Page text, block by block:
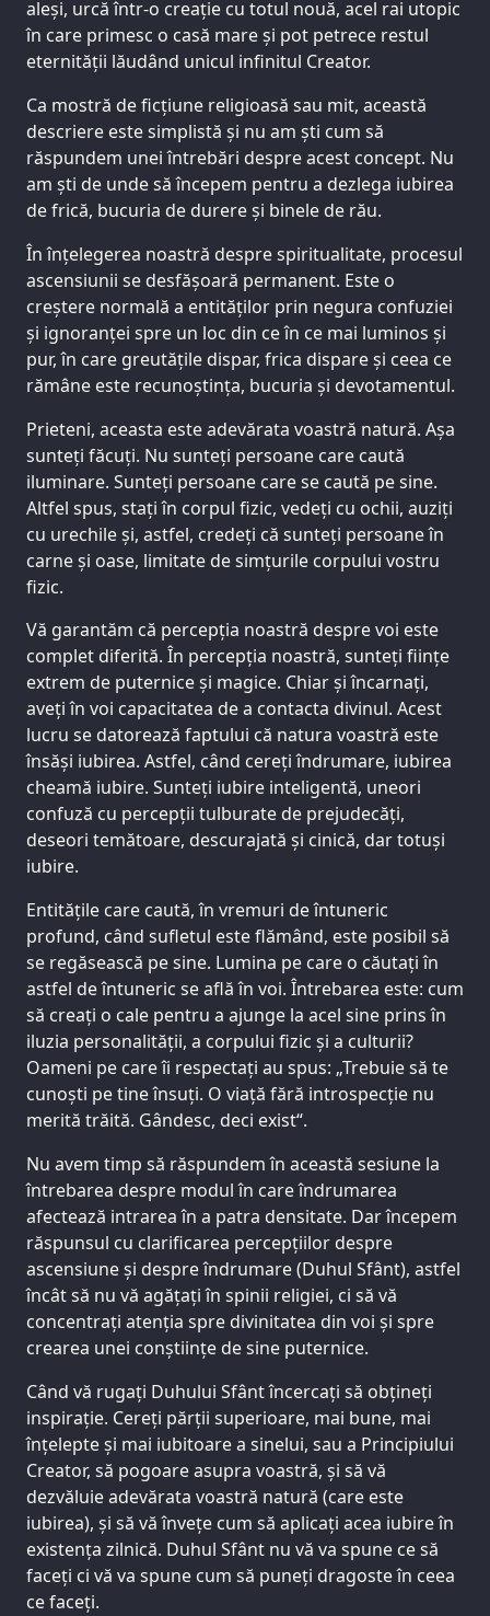
aleși, urcă într-o creație cu totul nouă, acel rai utopic
în care primesc o casă mare și pot petrece restul
eternității lăudând unicul infinitul Creator.
Ca mostră de ficțiune religioasă sau mit, această
descriere este simplistă și nu am ști cum să
răspundem unei întrebări despre acest concept. Nu
am ști de unde să începem pentru a dezlega iubirea
de frică, bucuria de durere și binele de rău.
În înțelegerea noastră despre spiritualitate, procesul
ascensiunii se desfășoară permanent. Este o
creștere normală a entităților prin negura confuziei
și ignoranței spre un loc din ce în ce mai luminos și
pur, în care greutățile dispar, frica dispare și ceea ce
rămâne este recunoștința, bucuria și devotamentul.
Prieteni, aceasta este adevărata voastră natură. Așa
sunteți făcuți. Nu sunteți persoane care caută
iluminare. Sunteți persoane care se caută pe sine.
Altfel spus, stați în corpul fizic, vedeți cu ochii, auziți
cu urechile și, astfel, credeți că sunteți persoane în
carne și oase, limitate de simțurile corpului vostru
fizic.
Vă garantăm că percepția noastră despre voi este
complet diferită. În percepția noastră, sunteți ființe
extrem de puternice și magice. Chiar și încarnați,
aveți în voi capacitatea de a contacta divinul. Acest
lucru se datorează faptului că natura voastră este
însăși iubirea. Astfel, când cereți îndrumare, iubirea
cheamă iubire. Sunteți iubire inteligentă, uneori
confuză cu percepții tulburate de prejudecăți,
deseori temătoare, descurajată și cinică, dar totuși
iubire.
Entitățile care caută, în vremuri de întuneric
profund, când sufletul este flămând, este posibil să
se regăsească pe sine. Lumina pe care o căutați în
astfel de întuneric se află în voi. Întrebarea este: cum
să creați o cale pentru a ajunge la acel sine prins în
iluzia personalității, a corpului fizic și a culturii?
Oameni pe care îi respectați au spus: „Trebuie să te
cunoști pe tine însuți. O viață fără introspecție nu
merită trăită. Gândesc, deci exist“.
Nu avem timp să răspundem în această sesiune la
întrebarea despre modul în care îndrumarea
afectează intrarea în a patra densitate. Dar începem
răspunsul cu clarificarea percepțiilor despre
ascensiune și despre îndrumare (Duhul Sfânt), astfel
încât să nu vă agățați în spinii religiei, ci să vă
concentrați atenția spre divinitatea din voi și spre
crearea unei conștiințe de sine puternice.
Când vă rugați Duhului Sfânt încercați să obțineți
inspirație. Cereți părții superioare, mai bune, mai
înțelepte și mai iubitoare a sinelui, sau a Principiului
Creator, să pogoare asupra voastră, și să vă
dezvăluie adevărata voastră natură (care este
iubirea), și să vă învețe cum să aplicați acea iubire în
existența zilnică. Duhul Sfânt nu vă va spune ce să
faceți ci vă va spune cum să puneți dragoste în ceea
ce faceți.